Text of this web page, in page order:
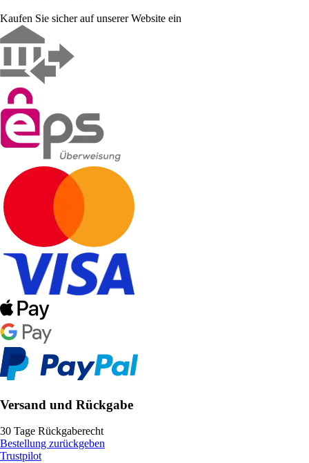
Kaufen Sie sicher auf unserer Website ein
Versand und Rückgabe
30 Tage Rückgaberecht
Bestellung zurückgeben
Trustpilot